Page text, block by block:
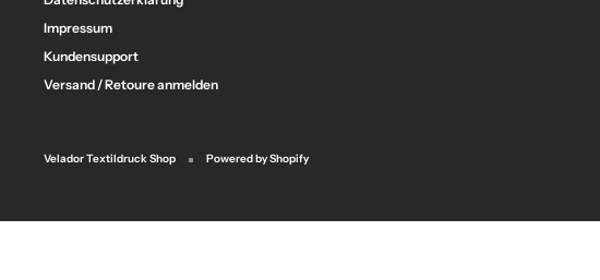
Impressum
Kundensupport
Versand / Retoure anmelden
Velador Textildruck Shop Powered by Shopify